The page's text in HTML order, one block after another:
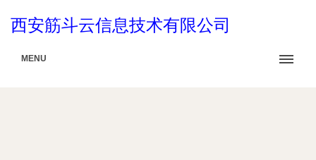
西安筋斗云信息技术有限公司
MENU